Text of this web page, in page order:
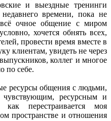
и выездные тренинги
времени, пока не
всё очное общение с миром
хочется обнять всех,
провести время вместе в
клиентам, увидеть не через
коллег и многое
по себе.
ресурсы общения с людьми,
чувствующим, ресурсным и
перестраивается моя
пространстве и отношения